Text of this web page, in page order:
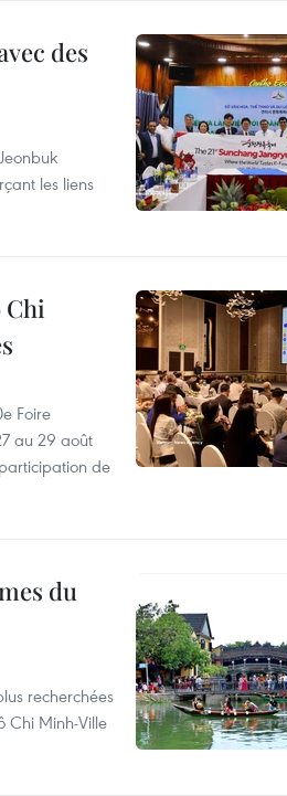
des
les liens
Chi
Foire
au 29 août
de
du
recherchées
Chi Minh-Ville